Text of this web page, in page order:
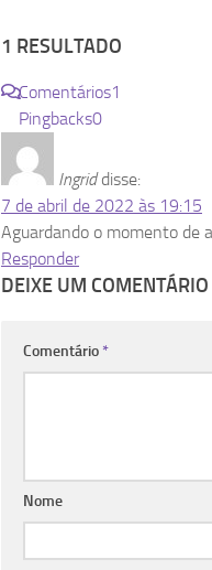
1 RESULTADO
Comentários1
Pingbacks0
Ingrid disse:
7 de abril de 2022 às 19:15
Aguardando o momento de
Responder
DEIXE UM COMENTÁRIO
Comentário *
Nome